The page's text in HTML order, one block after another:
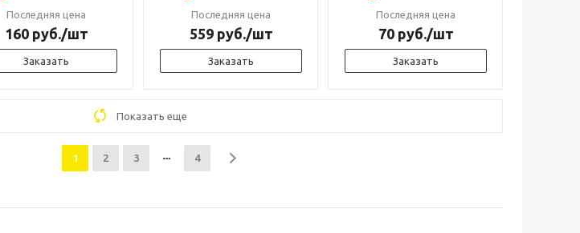
Последняя цена
160руб./шт
Заказать
Последняя цена
559руб./шт
Заказать
Последняя цена
70руб./шт
Заказать
Показать еще
1 2 3 4